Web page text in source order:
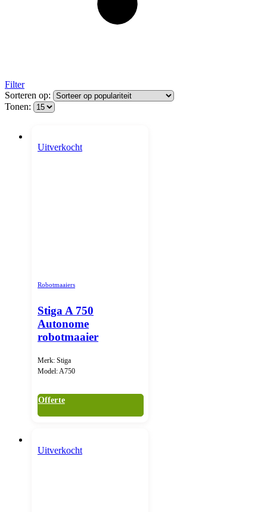
Filter
Sorteren op:
Tonen:
Uitverkocht
Robotmaaiers
Stiga A 750
Autonome
robotmaaier
Merk: Stiga
Model: A750
Offerte
Uitverkocht